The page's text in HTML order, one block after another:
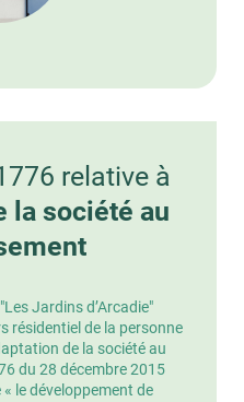
relative à
la société au
Jardins d’Arcadie"
résidentiel de la personne
de la société au
du 28 décembre 2015
le développement de